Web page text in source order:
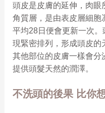
頭皮是皮膚的延伸，肉眼
角質層，是由表皮層細胞
平均28日便會更新一次。
現緊密排列，形成頭皮的
其他部位的皮膚一樣會分
提供頭髮天然的潤澤。
不洗頭的後果 比你